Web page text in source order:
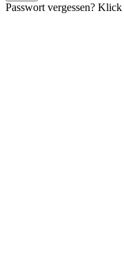
Passwort vergessen? Klick